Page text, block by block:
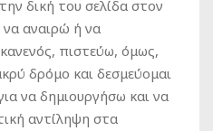
δική του σελίδα στον
αναιρώ ή να
πιστεύω, όμως,
δρόμο και δεσμεύομαι
να δημιουργήσω και να
αντίληψη στα